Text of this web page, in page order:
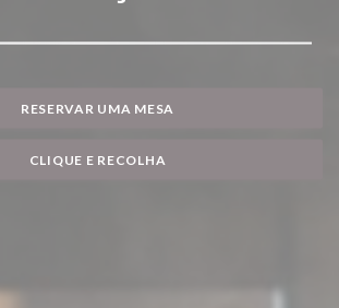
RESERVAR UMA MESA
CLIQUE E RECOLHA